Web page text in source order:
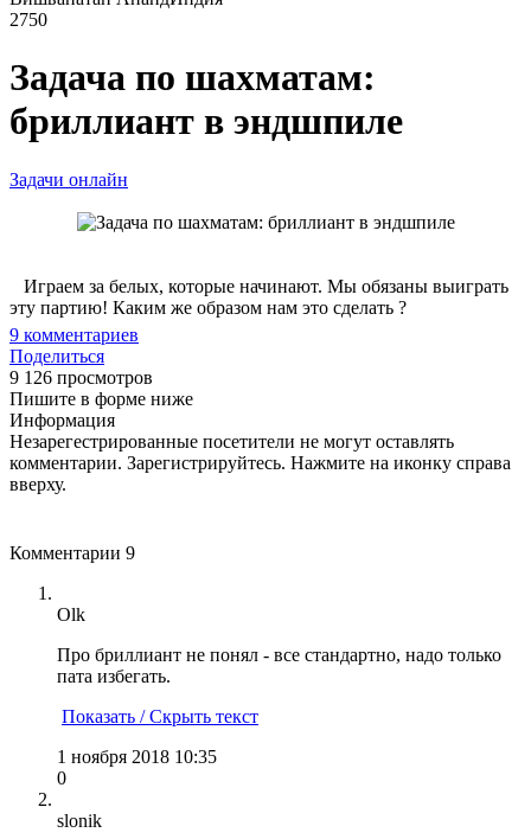
2750
Задача по шахматам:
бриллиант в эндшпиле
Задачи онлайн
Играем за белых, которые начинают. Мы обязаны выиграть
эту партию! Каким же образом нам это сделать ?
9 комментариев
Поделиться
9 126 просмотров
Пишите в форме ниже
Информация
Незарегестрированные посетители не могут оставлять
комментарии. Зарегистрируйтесь. Нажмите на иконку справа
вверху.
Комментарии 9
Olk
Про бриллиант не понял - все стандартно, надо только
пата избегать.
Показать / Скрыть текст
1 ноября 2018 10:35
0
slonik